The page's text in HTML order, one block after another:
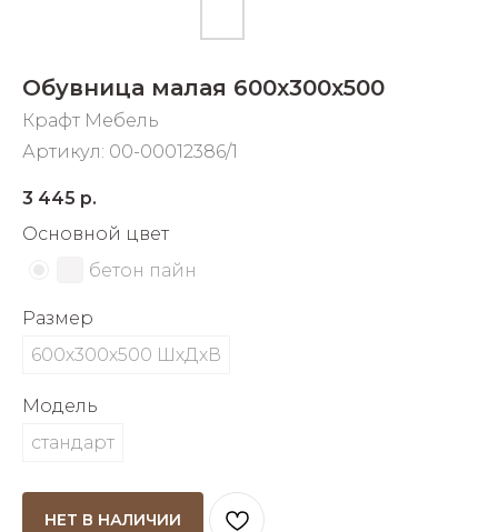
Обувница малая 600х300х500
Крафт Мебель
Артикул: 00-00012386/1
3 445 р.
Основной цвет
бетон пайн
Размер
600х300х500 ШхДхВ
Модель
стандарт
НЕТ В НАЛИЧИИ
выбранный способом
Оставшиеся
списыватьсяс вашей карты
каждые 2 недели
Подробнее
недели